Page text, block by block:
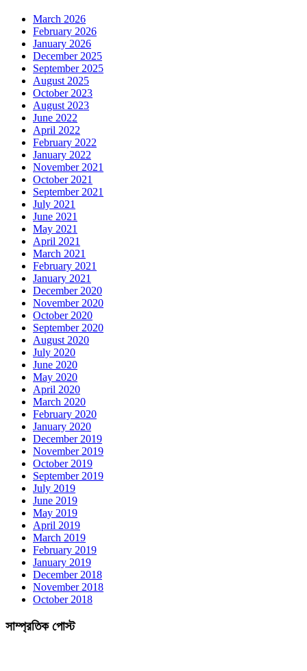
March 2026
February 2026
January 2026
December 2025
September 2025
August 2025
October 2023
August 2023
June 2022
April 2022
February 2022
January 2022
November 2021
October 2021
September 2021
July 2021
June 2021
May 2021
April 2021
March 2021
February 2021
January 2021
December 2020
November 2020
October 2020
September 2020
August 2020
July 2020
June 2020
May 2020
April 2020
March 2020
February 2020
January 2020
December 2019
November 2019
October 2019
September 2019
July 2019
June 2019
May 2019
April 2019
March 2019
February 2019
January 2019
December 2018
November 2018
October 2018
সাম্প্রতিক পোস্ট